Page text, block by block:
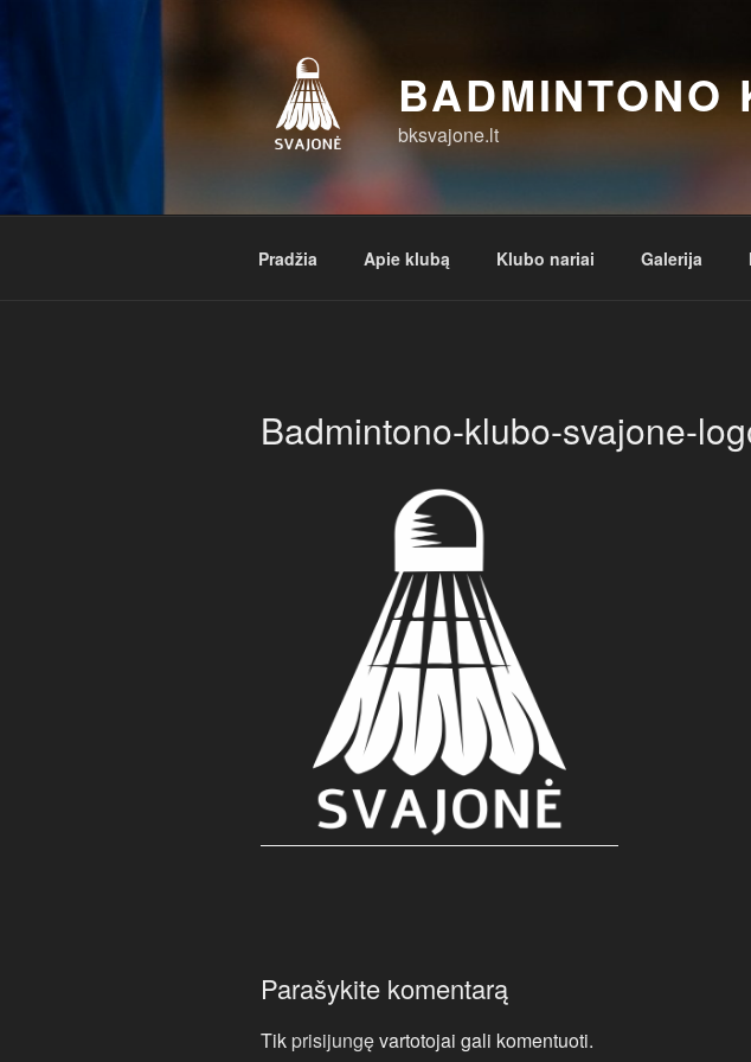
BADMINTONO
bksvajone.lt
Pradžia Apie klubą Klubo nariai Galerija
Badmintono-klubo-svajone-
Parašykite komentarą
Tik prisijungęvartotojai gali komentuoti.